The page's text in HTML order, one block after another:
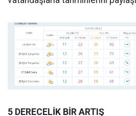
5 DERECELİK BİR ARTIŞ